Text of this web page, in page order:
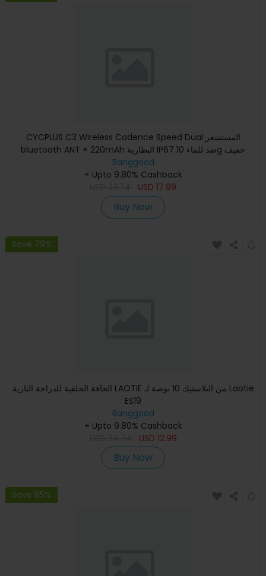
CYCPLUS C3 Wireless Cadence Speed Dual المستشعر
bluetooth ANT + 220mAh البطارية IP67 ضد للماء 10g خفيف
الوزن سهل التركيب
Banggood
+ Upto 9.80% Cashback
USD 17.99
Buy Now
Save 79%
الحافة الخلفية للدراجة النارية LAOTIE من البلاستيك 10 بوصة لـ Laotie
ES19
Banggood
+ Upto 9.80% Cashback
USD 12.99
Buy Now
Save 85%